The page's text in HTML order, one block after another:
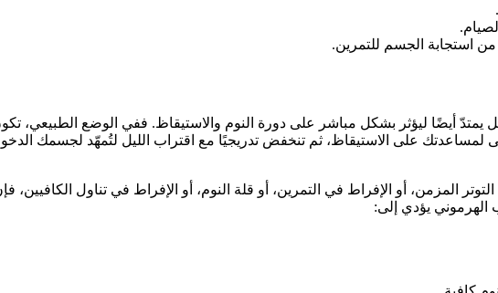
من استجابة الجسم للتمرين.
أيضًا ليؤثر بشكل مباشر على دورة النوم والاستيقاظ. ففي الوضع الطبيعي،
لمساعدتك على الاستيقاظ، ثم تنخفض تدريجيًا مع اقتراب الليل لتُمهّد لجسمك
المزمن، أو الإفراط في التمرين، أو قلة النوم، أو الإفراط في تناول الكافيين،
يؤدي إلى: